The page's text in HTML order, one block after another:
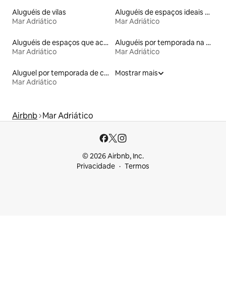
Aluguéis de vilas
Mar Adriático
Aluguéis de espaços ideais para famílias
Mar Adriático
Aluguéis de espaços que aceitam animais de estimação
Mar Adriático
Aluguéis por temporada na orla
Mar Adriático
Aluguel por temporada de casas na terra
Mar Adriático
Mostrar mais
Airbnb Mar Adriático
© 2026 Airbnb, Inc.
Privacidade
Termos